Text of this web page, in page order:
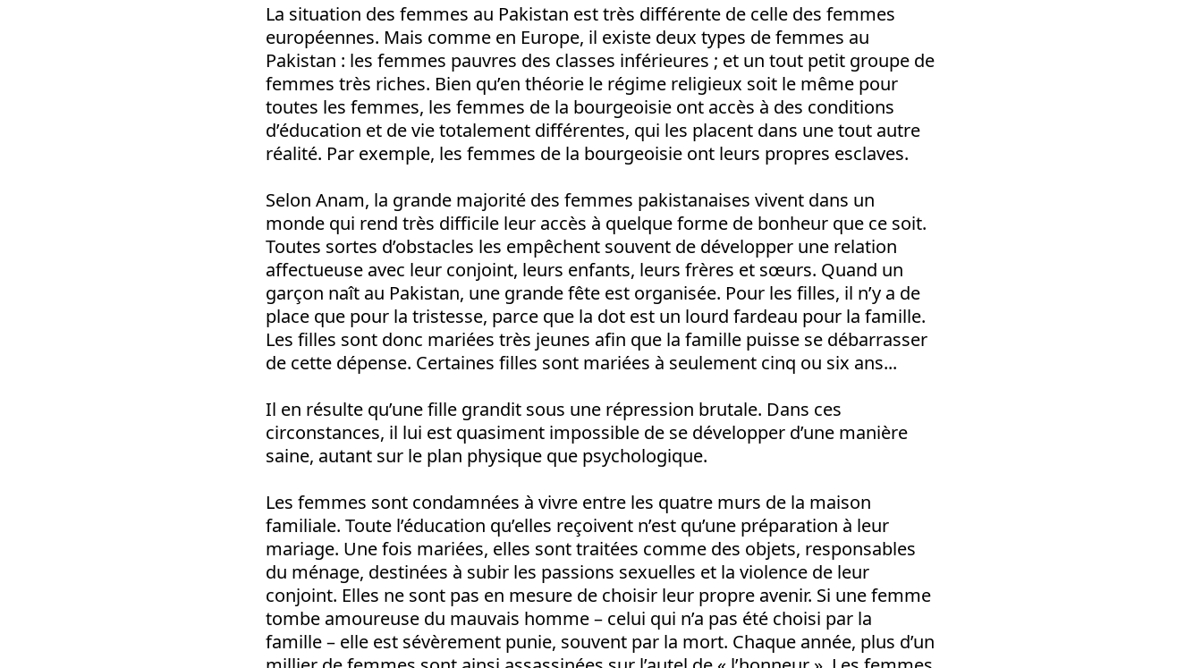
La situation des femmes au Pakistan est très différente de celle des femmes
européennes. Mais comme en Europe, il existe deux types de femmes au
Pakistan : les femmes pauvres des classes inférieures ; et un tout petit groupe de
femmes très riches. Bien qu’en théorie le régime religieux soit le même pour
toutes les femmes, les femmes de la bourgeoisie ont accès à des conditions
d’éducation et de vie totalement différentes, qui les placent dans une tout autre
réalité. Par exemple, les femmes de la bourgeoisie ont leurs propres esclaves.
Selon Anam, la grande majorité des femmes pakistanaises vivent dans un
monde qui rend très difficile leur accès à quelque forme de bonheur que ce soit.
Toutes sortes d’obstacles les empêchent souvent de développer une relation
affectueuse avec leur conjoint, leurs enfants, leurs frères et sœurs. Quand un
garçon naît au Pakistan, une grande fête est organisée. Pour les filles, il n’y a de
place que pour la tristesse, parce que la dot est un lourd fardeau pour la famille.
Les filles sont donc mariées très jeunes afin que la famille puisse se débarrasser
de cette dépense. Certaines filles sont mariées à seulement cinq ou six ans...
Il en résulte qu’une fille grandit sous une répression brutale. Dans ces
circonstances, il lui est quasiment impossible de se développer d’une manière
saine, autant sur le plan physique que psychologique.
Les femmes sont condamnées à vivre entre les quatre murs de la maison
familiale. Toute l’éducation qu’elles reçoivent n’est qu’une préparation à leur
mariage. Une fois mariées, elles sont traitées comme des objets, responsables
du ménage, destinées à subir les passions sexuelles et la violence de leur
conjoint. Elles ne sont pas en mesure de choisir leur propre avenir. Si une femme
tombe amoureuse du mauvais homme – celui qui n’a pas été choisi par la
famille – elle est sévèrement punie, souvent par la mort. Chaque année, plus d’un